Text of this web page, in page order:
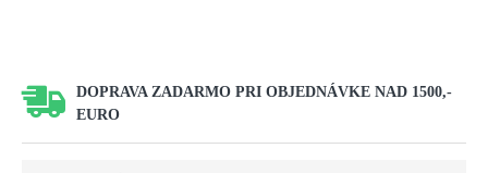
DOPRAVA ZADARMO PRI OBJEDNÁVKE NAD 1500,-
EURO